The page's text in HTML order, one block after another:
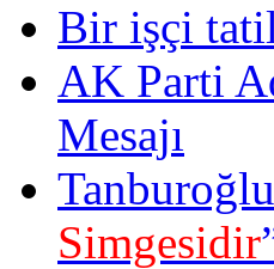
Bir işçi
AK Parti
Mesajı
Simgesidir